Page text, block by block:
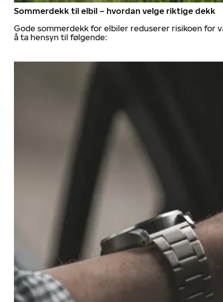
Sommerdekk til elbil – hvordan velge riktige dekk
Gode sommerdekk for elbiler reduserer risikoen for
å ta hensyn til følgende: